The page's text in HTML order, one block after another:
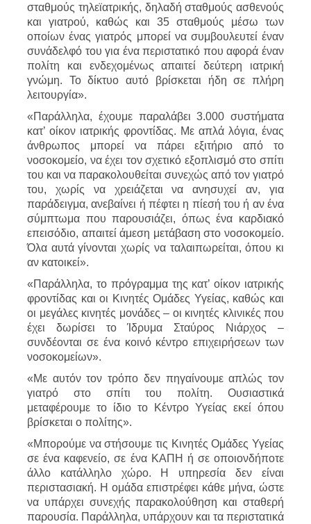
σταθμούς τηλεϊατρικής, δηλαδή σταθμούς ασθενούς
και γιατρού, καθώς και 35 σταθμούς μέσω των
οποίων ένας γιατρός μπορεί να συμβουλευτεί έναν
συνάδελφό του για ένα περιστατικό που αφορά έναν
πολίτη και ενδεχομένως απαιτεί δεύτερη ιατρική
γνώμη. Το δίκτυο αυτό βρίσκεται ήδη σε πλήρη
λειτουργία».
«Παράλληλα, έχουμε παραλάβει 3.000 συστήματα
κατ’ οίκον ιατρικής φροντίδας. Με απλά λόγια, ένας
άνθρωπος μπορεί να πάρει εξιτήριο από το
νοσοκομείο, να έχει τον σχετικό εξοπλισμό στο σπίτι
του και να παρακολουθείται συνεχώς από τον γιατρό
του, χωρίς να χρειάζεται να ανησυχεί αν, για
παράδειγμα, ανεβαίνει ή πέφτει η πίεσή του ή αν ένα
σύμπτωμα που παρουσιάζει, όπως ένα καρδιακό
επεισόδιο, απαιτεί άμεση μετάβαση στο νοσοκομείο.
Όλα αυτά γίνονται χωρίς να ταλαιπωρείται, όπου κι
αν κατοικεί».
«Παράλληλα, το πρόγραμμα της κατ’ οίκον ιατρικής
φροντίδας και οι Κινητές Ομάδες Υγείας, καθώς και
οι μεγάλες κινητές μονάδες – οι κινητές κλινικές που
έχει δωρίσει το Ίδρυμα Σταύρος Νιάρχος –
συνδέονται σε ένα κοινό κέντρο επιχειρήσεων των
νοσοκομείων».
«Με αυτόν τον τρόπο δεν πηγαίνουμε απλώς τον
γιατρό στο σπίτι του πολίτη. Ουσιαστικά
μεταφέρουμε το ίδιο το Κέντρο Υγείας εκεί όπου
βρίσκεται ο πολίτης».
«Μπορούμε να στήσουμε τις Κινητές Ομάδες Υγείας
σε ένα καφενείο, σε ένα ΚΑΠΗ ή σε οποιονδήποτε
άλλο κατάλληλο χώρο. Η υπηρεσία δεν είναι
περιστασιακή. Η ομάδα επιστρέφει κάθε μήνα, ώστε
να υπάρχει συνεχής παρακολούθηση και σταθερή
παρουσία. Παράλληλα, υπάρχουν και τα περιστατικά